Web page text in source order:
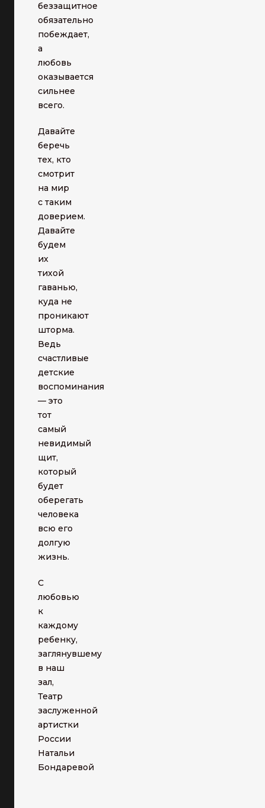
беззащитное
обязательно
побеждает,
а
любовь
оказывается
сильнее
всего.
Давайте
беречь
тех, кто
смотрит
на мир
с таким
доверием.
Давайте
будем
их
тихой
гаванью,
куда не
проникают
шторма.
Ведь
счастливые
детские
воспоминания
— это
тот
самый
невидимый
щит,
который
будет
оберегать
человека
всю его
долгую
жизнь.
С
любовью
к
каждому
ребенку,
заглянувшему
в наш
зал,
Театр
заслуженной
артистки
России
Натальи
Бондаревой